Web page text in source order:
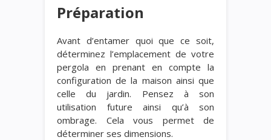
Préparation
Avant d’entamer quoi que ce soit,
déterminez l’emplacement de votre
pergola en prenant en compte la
configuration de la maison ainsi que
celle du jardin. Pensez à son
utilisation future ainsi qu’à son
ombrage. Cela vous permet de
déterminer ses dimensions.